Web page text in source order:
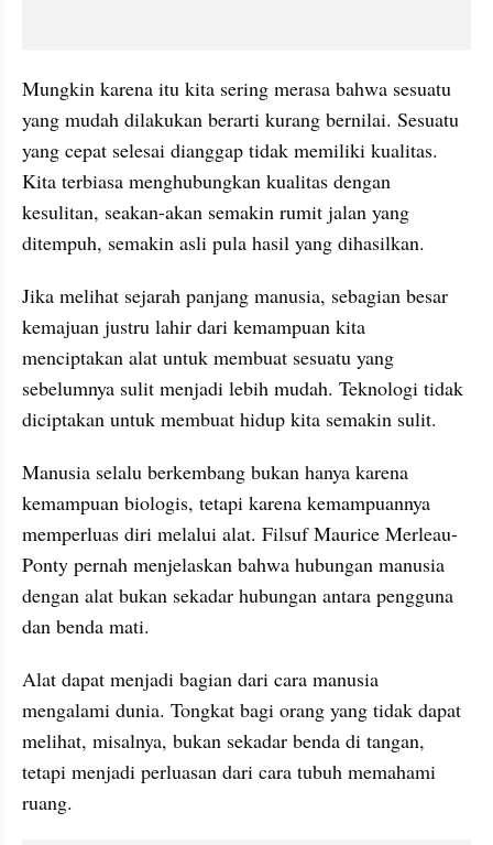
Mungkin karena itu kita sering merasa bahwa sesuatu
yang mudah dilakukan berarti kurang bernilai. Sesuatu
yang cepat selesai dianggap tidak memiliki kualitas.
Kita terbiasa menghubungkan kualitas dengan
kesulitan, seakan-akan semakin rumit jalan yang
ditempuh, semakin asli pula hasil yang dihasilkan.
Jika melihat sejarah panjang manusia, sebagian besar
kemajuan justru lahir dari kemampuan kita
menciptakan alat untuk membuat sesuatu yang
sebelumnya sulit menjadi lebih mudah. Teknologi tidak
diciptakan untuk membuat hidup kita semakin sulit.
Manusia selalu berkembang bukan hanya karena
kemampuan biologis, tetapi karena kemampuannya
memperluas diri melalui alat. Filsuf Maurice Merleau-
Ponty pernah menjelaskan bahwa hubungan manusia
dengan alat bukan sekadar hubungan antara pengguna
dan benda mati.
Alat dapat menjadi bagian dari cara manusia
mengalami dunia. Tongkat bagi orang yang tidak dapat
melihat, misalnya, bukan sekadar benda di tangan,
tetapi menjadi perluasan dari cara tubuh memahami
ruang.